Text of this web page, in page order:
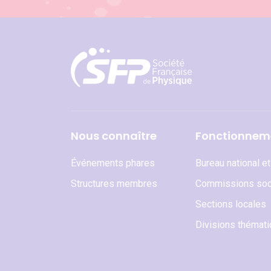
Nous connaître
Événements phares
Structures membres
Bureau national
Commissions
Sections locales
Divisions